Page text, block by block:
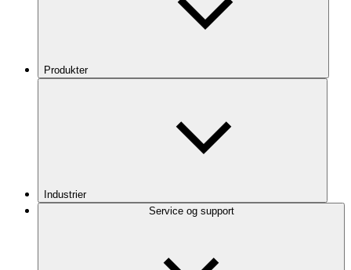
Produkter
Industrier
Service og support